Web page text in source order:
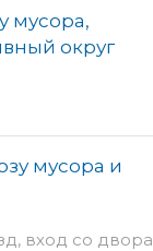
мусора,
округ
мусора и
вход со двора